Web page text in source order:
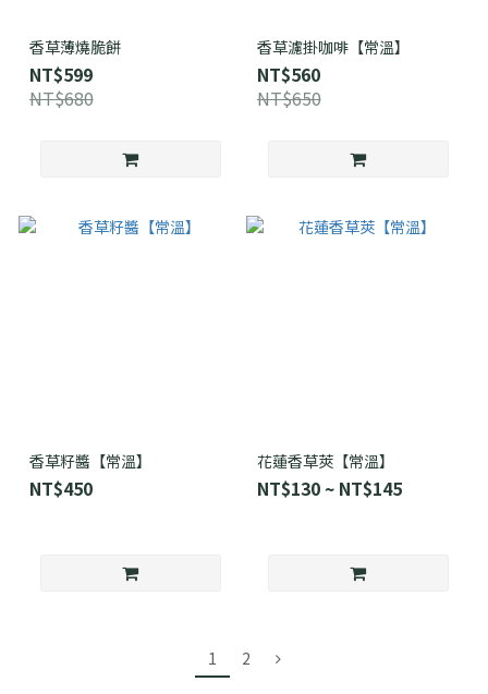
香草薄燒脆餅
NT$599
NT$680
香草濾掛咖啡【常溫】
NT$560
NT$650
香草籽醬【常溫】
NT$450
花蓮香草莢【常溫】
NT$130 ~ NT$145
1 2